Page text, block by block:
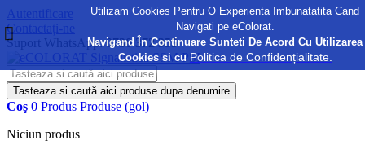
Autentificare
Contactați-ne
Suport WhatsApp:0730 372 355
Tasteaza si caută aici produse dupa denumire
Coş 0 Produs Produse (gol)
Niciun produs
Utilizam Cookies Pentru O Experienta Imbunatatita Cand
Navigati pe eColorat.
Navigand În Continuare Sunteti De Acord Cu Utilizarea
Cookies si cu Politica de Confidențialitate.